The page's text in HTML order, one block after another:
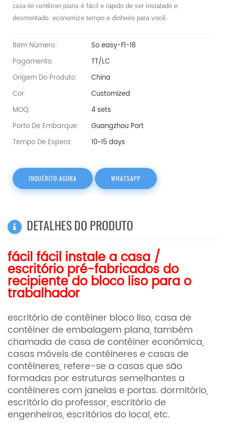
casa de contêiner plana é fácil e rápido de ser instalado e
desmontado. economize tempo e dinheiro para você.
Item Número.:
So easy-Fl-18
Pagamento:
TT/LC
Origem Do Produto:
China
Cor:
Customized
MOQ:
4 sets
Porto De Embarque:
Guangzhou Port
Tempo De Espera:
10~15 days
INQUÉRITO AGORA WHATSAPP
DETALHES DO PRODUTO
fácil fácil instale a casa /
escritório pré-fabricados do
recipiente do bloco liso para o
trabalhador
escritório de contêiner bloco liso,casa de
contêiner de embalagem plana, também
chamada de casa de contêiner econômica,
casas móveis de contêineres e casas de
contêineres, refere-se a casas que são
formadas por estruturas semelhantes a
contêineres com janelas e portas. dormitório,
escritório do professor, escritório de
engenheiros, escritórios do local, etc.